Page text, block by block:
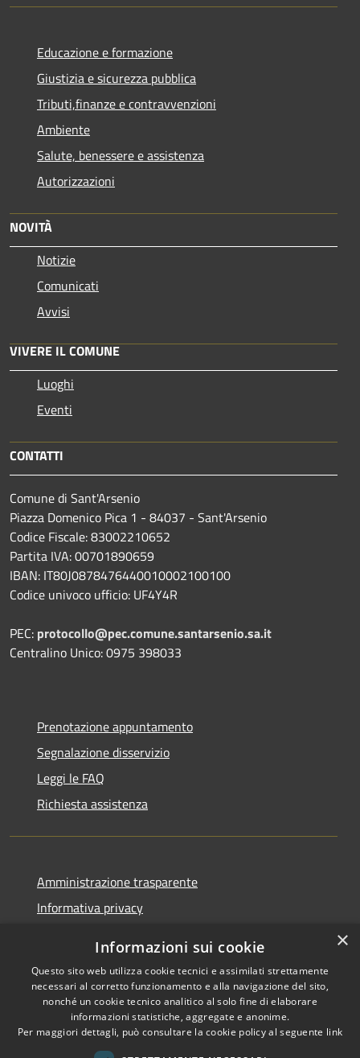
Educazione e formazione
Giustizia e sicurezza pubblica
Tributi,finanze e contravvenzioni
Ambiente
Salute, benessere e assistenza
Autorizzazioni
NOVITÀ
Notizie
Comunicati
Avvisi
VIVERE IL COMUNE
Luoghi
Eventi
CONTATTI
Comune di Sant'Arsenio
Piazza Domenico Pica 1 - 84037 - Sant'Arsenio
Codice Fiscale: 83002210652
Partita IVA: 00701890659
IBAN: IT80J0878476440010002100100
Codice univoco ufficio: UF4Y4R
PEC: protocollo@pec.comune.santarsenio.sa.it
Centralino Unico: 0975 398033
Prenotazione appuntamento
Segnalazione disservizio
Leggi le FAQ
Richiesta assistenza
Amministrazione trasparente
Informativa privacy
Dichiarazione di accessibilità
RSS
Copyright © 2026 • Comune di
×
Informazioni sui cookie
Questo sito web utilizza cookie tecnici e assimilati strettamente
necessari al corretto funzionamento e alla navigazione del sito,
nonché un cookie tecnico analitico al solo fine di elaborare
informazioni statistiche, aggregate e anonime.
Per maggiori dettagli, può consultare la cookie policy al seguente link